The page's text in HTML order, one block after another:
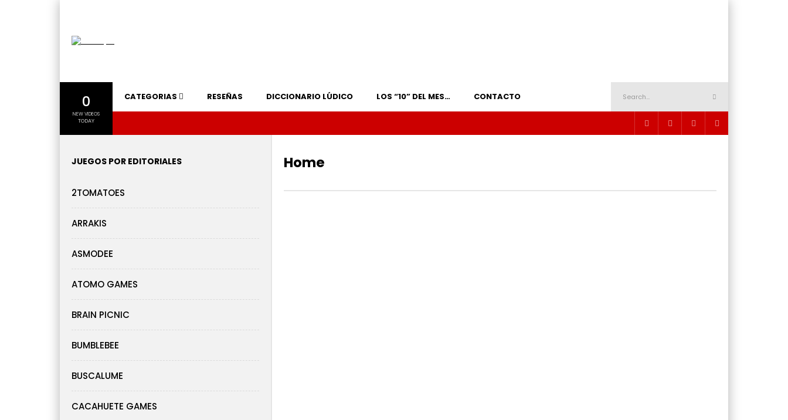
0
NEW VIDEOS
TODAY
CATEGORIAS RESEÑAS DICCIONARIO LÚDICO LOS “10” DEL MES… CONTACTO
Home
JUEGOS POR EDITORIALES
2TOMATOES
ARRAKIS
ASMODEE
ATOMO GAMES
BRAIN PICNIC
BUMBLEBEE
BUSCALUME
CACAHUETE GAMES